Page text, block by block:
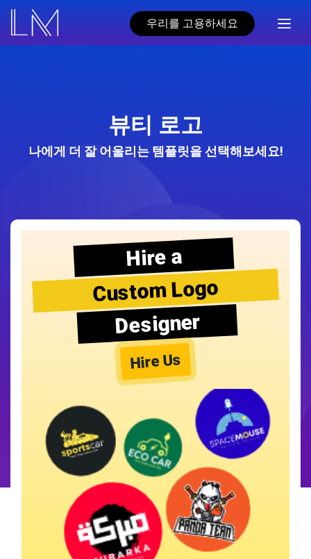
우리를 고용하세요
뷰티 로고
나에게 더 잘 어울리는 템플릿을 선택해보세요!
Hire a
Custom Logo
Designer
Hire Us